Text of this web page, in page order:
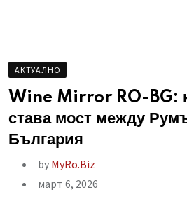
AКТУАЛНО
Wine Mirror RO-BG:
става мост между
България
by MyRo.Biz
март 6, 2026